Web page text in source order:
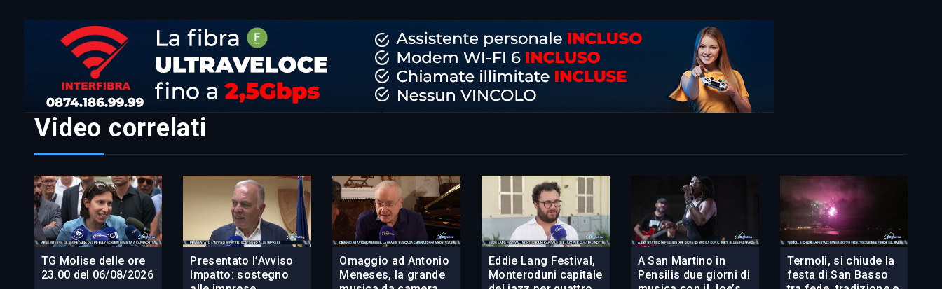
Video correlati
TG Molise delle ore
23.00 del 06/08/2026
Presentato l’Avviso
Impatto: sostegno
Omaggio ad Antonio
Meneses, la grande
Eddie Lang Festival,
Monteroduni capitale
A San Martino in
Pensilis due giorni di
Termoli, si chiude la
festa di San Basso